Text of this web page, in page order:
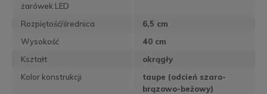
żarówek LED
Rozpiętość/średnica
6,5 cm
Wysokość
40 cm
Kształt
okrągły
Kolor konstrukcji
taupe (odcień szaro-
brązowo-beżowy)